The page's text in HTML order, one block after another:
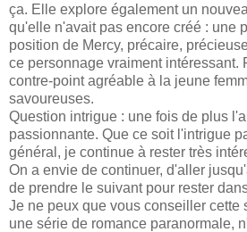
ça. Elle explore également un
qu'elle n'avait pas encore créé : une
position de Mercy, précaire,
ce personnage vraiment intéressant.
contre-point agréable à la jeune
savoureuses.
Question intrigue : une fois de plus
passionnante. Que ce soit l'intrigue
général, je continue à rester très
On a envie de continuer, d'aller
de prendre le suivant pour rester
Je ne peux que vous conseiller cette
une série de romance paranormale,